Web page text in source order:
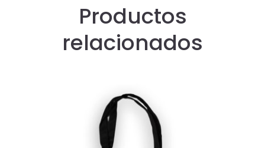
Productos
relacionados